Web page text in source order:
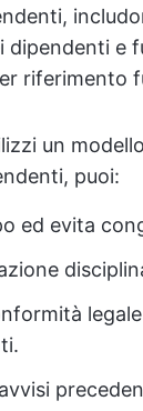
dipendenti e
riferimento
un
puoi:
ed evita